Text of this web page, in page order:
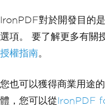
IronPDF對於開發目的
選項。 要了解更多有關
授權指南。
您也可以獲得商業用途的
體，您可以從IronPDF